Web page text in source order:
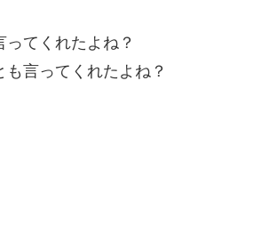
てくれたよね？
言ってくれたよね？